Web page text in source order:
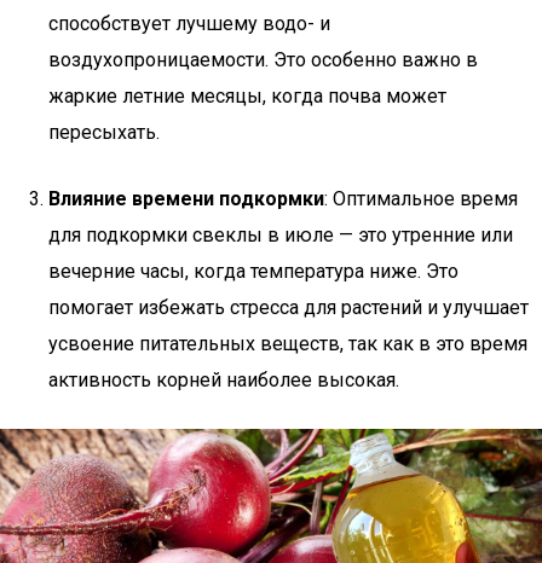
способствует лучшему водо- и
воздухопроницаемости. Это особенно важно в
жаркие летние месяцы, когда почва может
пересыхать.
Влияние времени подкормки: Оптимальное время
для подкормки свеклы в июле — это утренние или
вечерние часы, когда температура ниже. Это
помогает избежать стресса для растений и улучшает
усвоение питательных веществ, так как в это время
активность корней наиболее высокая.